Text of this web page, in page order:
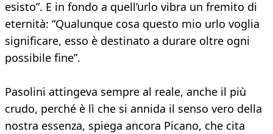
esisto”. E in fondo a quell’urlo vibra un fremito di
eternità: “Qualunque cosa questo mio urlo voglia
significare, esso è destinato a durare oltre ogni
possibile fine”.
Pasolini attingeva sempre al reale, anche il più
crudo, perché è lì che si annida il senso vero della
nostra essenza, spiega ancora Picano, che cita